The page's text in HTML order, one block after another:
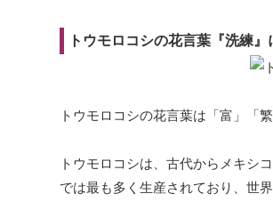
トウモロコシの花言葉『洗練
トウモロコシの花言葉は「富」「
トウモロコシは、古代からメキシ
では最も多く生産されており、世